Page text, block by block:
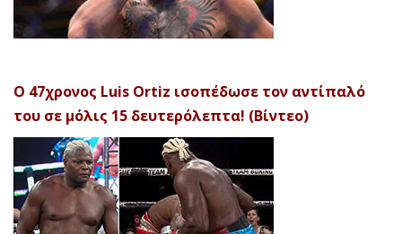
Ο 47χρονος Luis Ortiz ισοπέδωσε τον αντίπαλό
του σε μόλις 15 δευτερόλεπτα! (Βίντεο)